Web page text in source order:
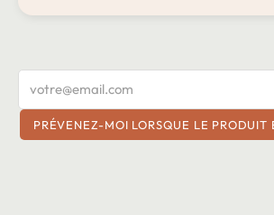
PRÉVENEZ-MOI LORSQUE LE PRODUIT